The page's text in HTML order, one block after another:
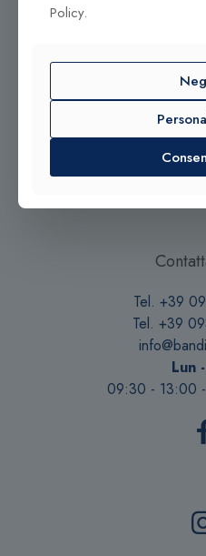
© 2025
Tel. +39
Tel. +39
Lun
09:30 - 13:00
Policy.